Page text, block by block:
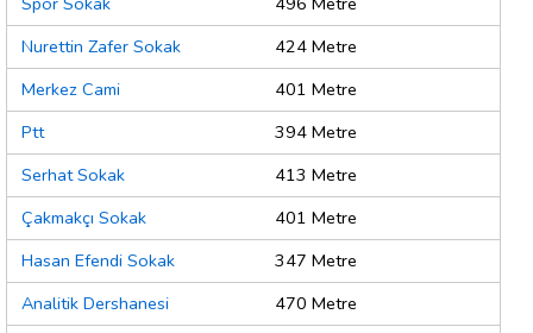
Nurettin Zafer Sokak
424 Metre
Merkez Cami
401 Metre
Ptt
394 Metre
Serhat Sokak
413 Metre
Çakmakçı Sokak
401 Metre
Hasan Efendi Sokak
347 Metre
Analitik Dershanesi
470 Metre